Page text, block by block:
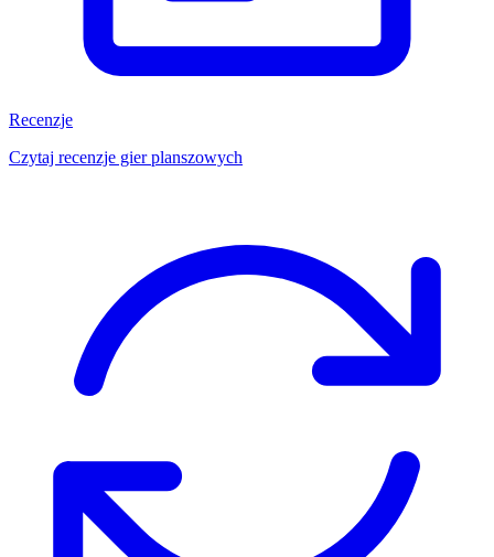
Recenzje
Czytaj recenzje gier planszowych